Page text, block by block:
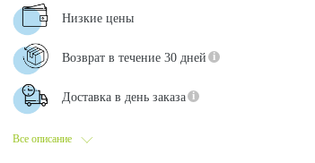
Все описание
Низкие цены
Возврат в течение 30 дней
Доставка в день заказа